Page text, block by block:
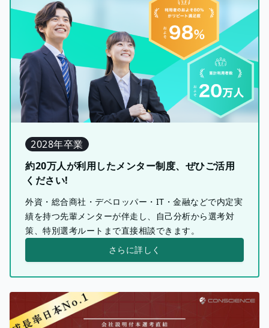
2028年卒業
約20万人が利用したメンター制度、ぜひご活用
ください!
外資・総合商社・デベロッパー・IT・金融などで内定実
績を持つ先輩メンターが伴走し、自己分析から選考対
策、特別選考ルートまで直接相談できます。
さらに詳しく